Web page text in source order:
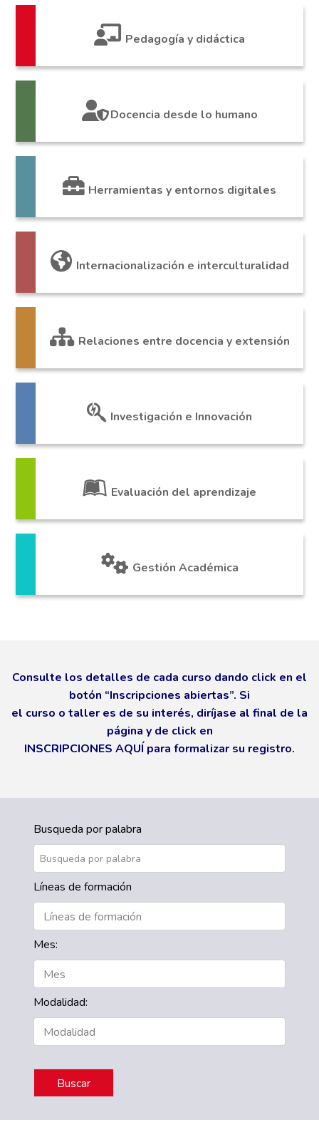
Pedagogía y didáctica
Docencia desde lo humano
Herramientas y entornos digitales
Internacionalización e interculturalidad
Relaciones entre docencia y extensión
Investigación e Innovación
Evaluación del aprendizaje
Gestión Académica
Consulte los detalles de cada curso dando click en el
botón “Inscripciones abiertas”. Si
el curso o taller es de su interés, diríjase al final de la
página y de click en
INSCRIPCIONES AQUÍ para formalizar su registro.
Busqueda por palabra
Líneas de formación
Mes:
Modalidad: